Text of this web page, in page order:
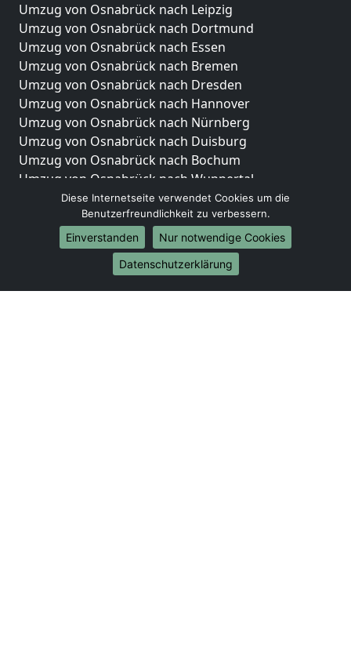
Umzug von Osnabrück nach Leipzig
Umzug von Osnabrück nach Dortmund
Umzug von Osnabrück nach Essen
Umzug von Osnabrück nach Bremen
Umzug von Osnabrück nach Dresden
Umzug von Osnabrück nach Hannover
Umzug von Osnabrück nach Nürnberg
Umzug von Osnabrück nach Duisburg
Umzug von Osnabrück nach Bochum
Umzug von Osnabrück nach Wuppertal
Umzug von Osnabrück nach Bielefeld
Umzug von Osnabrück nach Bonn
Umzug von Osnabrück nach Münster
Internationale-Umzüge
Umzug von Osnabrück nach Brasilien
Diese Internetseite verwendet Cookies um die
Benutzerfreundlichkeit zu verbessern.
Einverstanden
Nur notwendige Cookies
Datenschutzerklärung